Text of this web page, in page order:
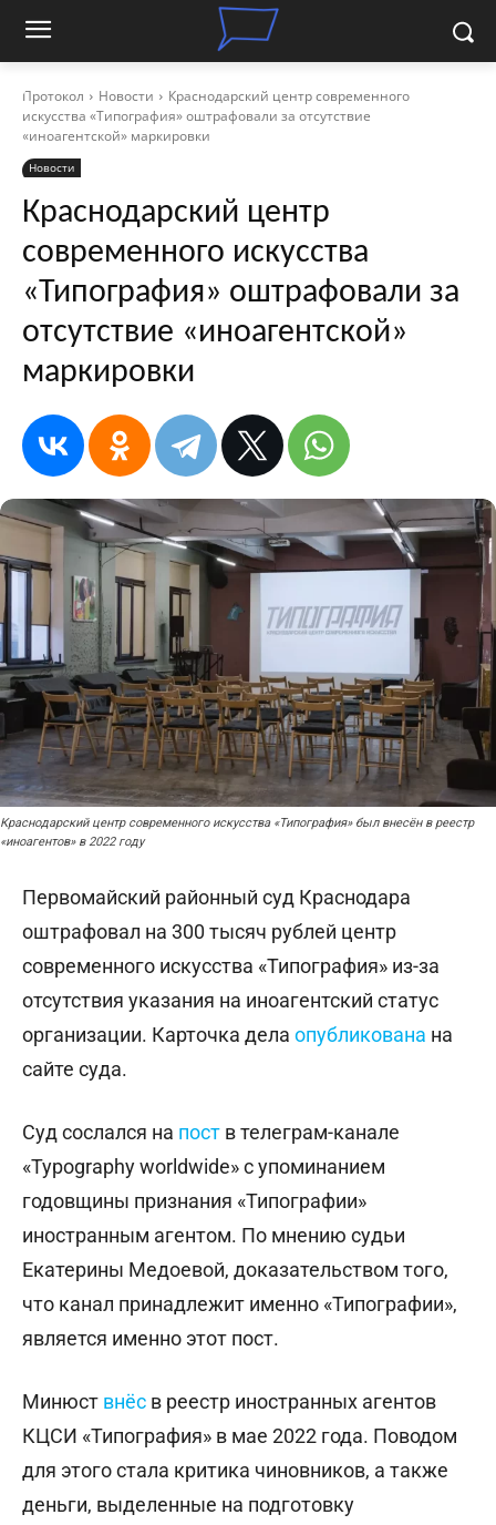
Протокол Новости
Краснодарский центр современного
искусства «Типография» оштрафовали за отсутствие
«иноагентской» маркировки
Новости
Краснодарский центр
современного искусства
«Типография» оштрафовали за
отсутствие «иноагентской»
маркировки
Краснодарский центр современного искусства «Типография» был внесён в реестр
«иноагентов» в 2022 году
Первомайский районный суд Краснодара
оштрафовал на 300 тысяч рублей центр
современного искусства «Типография» из-за
отсутствия указания на иноагентский статус
организации. Карточка дела опубликована на
сайте суда.
Суд сослался на пост в телеграм-канале
«Typography worldwide» с упоминанием
годовщины признания «Типографии»
иностранным агентом. По мнению судьи
Екатерины Медоевой, доказательством того,
что канал принадлежит именно «Типографии»,
является именно этот пост.
Минюст внёс в реестр иностранных агентов
КЦСИ «Типография» в мае 2022 года. Поводом
для этого стала критика чиновников, а также
деньги, выделенные на подготовку